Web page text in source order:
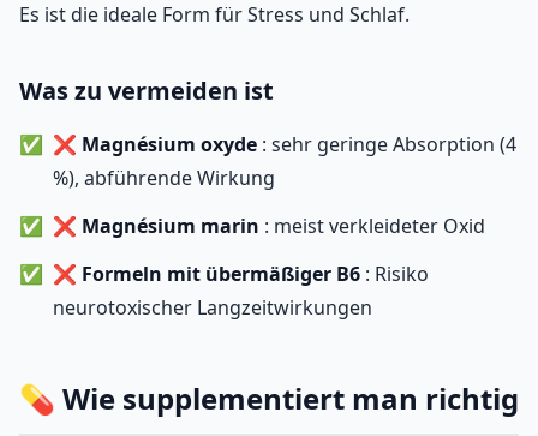
Es ist die ideale Form für Stress und Schlaf.
Was zu vermeiden ist
❌ Magnésium oxyde : sehr geringe Absorption (4
%), abführende Wirkung
❌ Magnésium marin : meist verkleideter Oxid
❌ Formeln mit übermäßiger B6 : Risiko
neurotoxischer Langzeitwirkungen
💊 Wie supplementiert man richtig